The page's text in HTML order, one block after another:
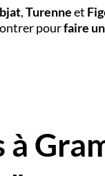
,Turenneet
pourfaire
à